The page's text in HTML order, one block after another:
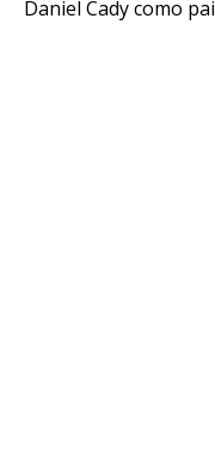
Daniel Cady como